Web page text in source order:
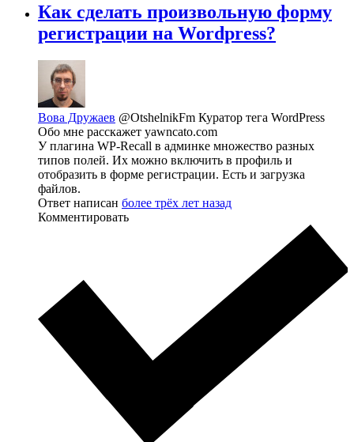
Как сделать произвольную форму
регистрации на Wordpress?
Вова Дружаев @OtshelnikFm Куратор тега WordPress
Обо мне расскажет yawncato.com
У плагина WP-Recall в админке множество разных
типов полей. Их можно включить в профиль и
отобразить в форме регистрации. Есть и загрузка
файлов.
Ответ написан более трёх лет назад
Комментировать